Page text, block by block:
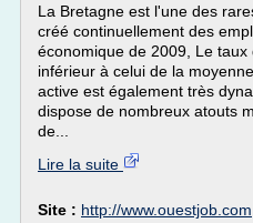
La Bretagne est l'une des
créé continuellement des
économique de 2009, Le
inférieur à celui de la
active est également très
dispose de nombreux atouts
de...
Lire la suite
Site : http://www.ouestjob.com